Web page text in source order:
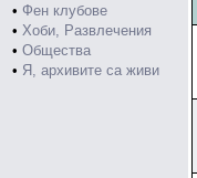
• Фен клубове
• Хоби, Развлечения
• Общества
• Я, архивите са живи